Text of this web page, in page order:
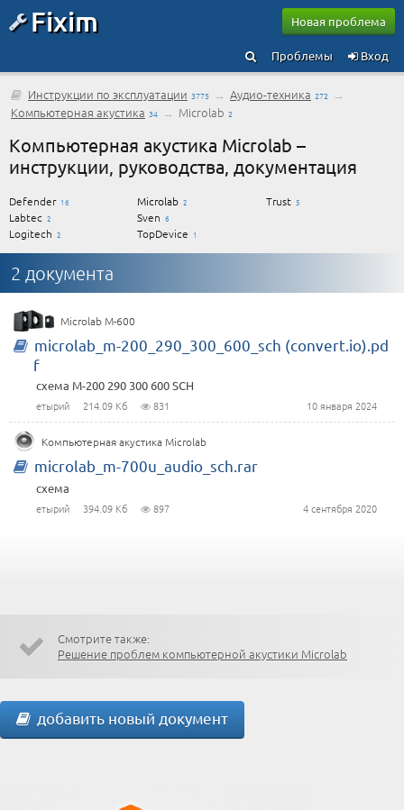
Fixim Новая проблема
Вход
Проблемы
Инструкции по эксплуатации 3775 → Аудио-техника 272 →
Компьютерная акустика 34 → Microlab 2
Компьютерная акустика Microlab –
инструкции, руководства, документация
Defender 16
Labtec 2
Logitech 2
Microlab 2
Sven 6
TopDevice 1
Trust 5
2 документа
Microlab M-600
microlab_m-200_290_300_600_sch (convert.io).pd
f
схема M-200 290 300 600 SCH
10 января 2024
етырий 214.09 Кб 831
Компьютерная акустика Microlab
microlab_m-700u_audio_sch.rar
схема
4 сентября 2020
етырий 394.09 Кб 897
Смотрите также:
Решение проблем компьютерной акустики Microlab
добавить новый документ